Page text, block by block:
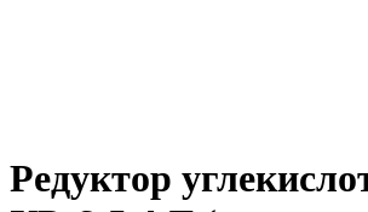
Редуктор